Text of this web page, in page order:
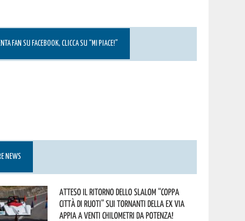
FAN SU FACEBOOK, CLICCA SU “MI PIACE!”
NEWS
Atteso il ritorno dello slalom “Coppa
Città di Ruoti” sui tornanti della ex via
Appia a venti chilometri da Potenza!